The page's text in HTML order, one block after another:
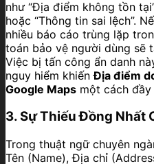
như “Địa điểm không tồn
hoặc “Thông tin sai lệch”.
nhiều báo cáo trùng lặp
toán bảo vệ người dùng sẽ
Việc bị tấn công ẩn danh
nguy hiểm khiếnĐịa điểm
Google Maps một cách đầy
3. Sự Thiếu Đồng Nhất
Trong thuật ngữ chuyên
Tên (Name), Địa chỉ